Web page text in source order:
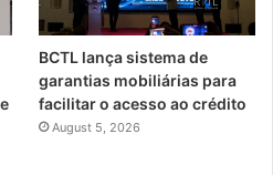
BCTL lança sistema de
garantias mobiliárias para
facilitar o acesso ao crédito
August 5, 2026